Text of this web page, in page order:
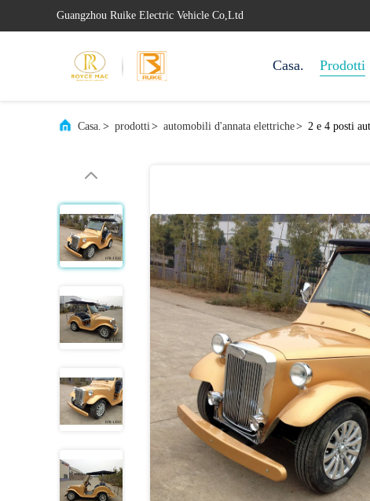
Guangzhou Ruike Electric Vehicle Co,Ltd
Casa. Prodotti
Casa. > prodotti> automobili d'annata elettriche> 2 e 4 posti